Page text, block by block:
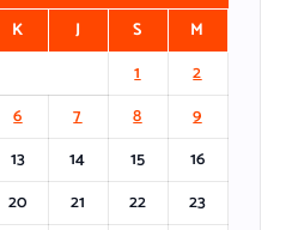
K J S
M
1
2
6 7 8
9
13 14 15
16
20 21 22
23